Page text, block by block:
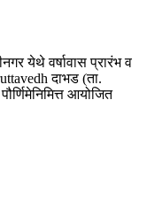
येथे वर्षावास प्रारंभ व
दाभड (ता.
आयोजित